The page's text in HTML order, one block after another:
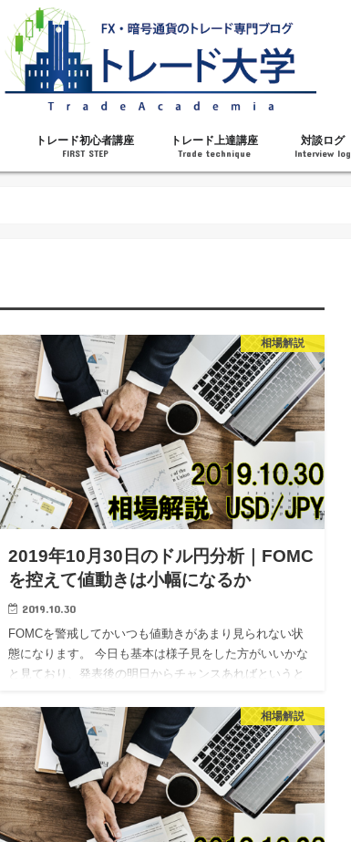
トレード初心者講座
FIRST STEP
トレード上達講座
Trade technique
対談ログ
Interview log
相場解説
2019年10月30日のドル円分析｜FOMC
を控えて値動きは小幅になるか
2019.10.30
FOMCを警戒してかいつも値動きがあまり見られない状
態になります。 今日も基本は様子見をした方がいいかな
と見ており、発表後の明日からチャンスあればというと
相場解説